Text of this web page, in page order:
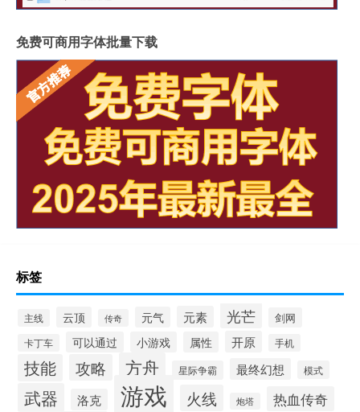
免费可商用字体批量下载
标签
主线 云顶 传奇 元气 元素 光芒 剑网
卡丁车 可以通过 小游戏 属性 开原 手机
技能 攻略 方舟 星际争霸 最终幻想 模式
武器 洛克 游戏 火线 炮塔 热血传奇